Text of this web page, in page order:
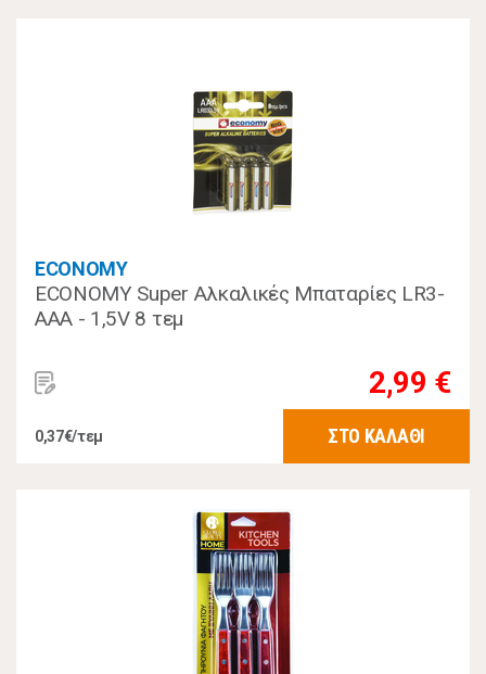
ECONOMY
ECONOMY Super Αλκαλικές Μπαταρίες LR3-
ΑAA - 1,5V 8 τεμ
2,99 €
0,37€/τεμ ΣΤΟ ΚΑΛΑΘΙ